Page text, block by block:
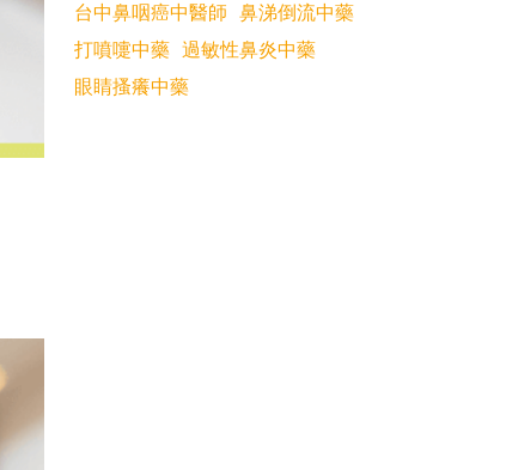
台中鼻咽癌中醫師 鼻涕倒流中藥
打噴嚏中藥 過敏性鼻炎中藥
眼睛搔癢中藥